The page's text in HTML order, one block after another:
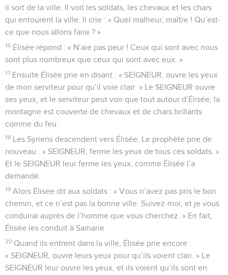
il sort de la ville. Il voit les soldats, les chevaux et les chars
qui entourent la ville. Il crie : « Quel malheur, maître ! Qu’est-
ce que nous allons faire ? »
16 Élisée répond : « N’aie pas peur ! Ceux qui sont avec nous
sont plus nombreux que ceux qui sont avec eux. »
17 Ensuite Élisée prie en disant : « SEIGNEUR, ouvre les yeux
de mon serviteur pour qu’il voie clair. » Le SEIGNEUR ouvre
ses yeux, et le serviteur peut voir que tout autour d’Élisée, la
montagne est couverte de chevaux et de chars brillants
comme du feu.
18 Les Syriens descendent vers Élisée. Le prophète prie de
nouveau : « SEIGNEUR, ferme les yeux de tous ces soldats. »
Et le SEIGNEUR leur ferme les yeux, comme Élisée l’a
demandé.
19 Alors Élisée dit aux soldats : « Vous n’avez pas pris le bon
chemin, et ce n’est pas la bonne ville. Suivez-moi, et je vous
conduirai auprès de l’homme que vous cherchez. » En fait,
Élisée les conduit à Samarie.
20 Quand ils entrent dans la ville, Élisée prie encore :
« SEIGNEUR, ouvre leurs yeux pour qu’ils voient clair. » Le
SEIGNEUR leur ouvre les yeux, et ils voient qu’ils sont en